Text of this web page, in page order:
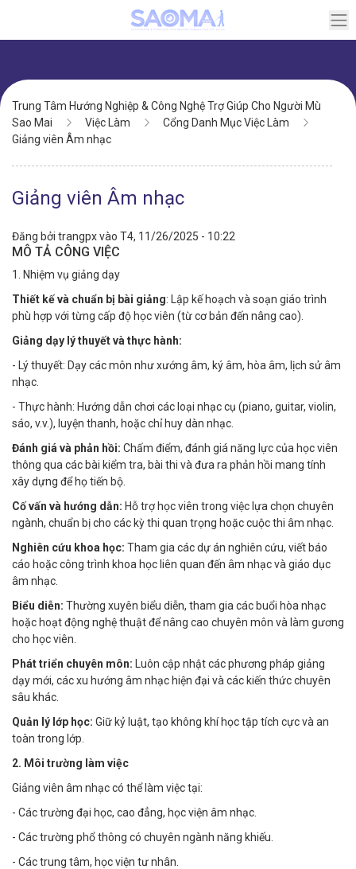
nội
Điều
hướng
Trung Tâm Hướng Nghiệp & Công Nghệ Trợ Giúp Cho Người Mù
Sao Mai
Việc Làm
Cổng Danh Mục Việc Làm
Giảng viên Âm nhạc
Giảng viên Âm nhạc
Đăng bởi trangpxvào T4, 11/26/2025 - 10:22
MÔ TẢ CÔNG VIỆC
1. Nhiệm vụ giảng dạy
Thiết kế và chuẩn bị bài giảng: Lập kế hoạch và soạn giáo trình
phù hợp với từng cấp độ học viên (từ cơ bản đến nâng cao).
Giảng dạy lý thuyết và thực hành:
- Lý thuyết: Dạy các môn như xướng âm, ký âm, hòa âm, lịch sử âm
nhạc.
- Thực hành: Hướng dẫn chơi các loại nhạc cụ (piano, guitar, violin,
sáo, v.v.), luyện thanh, hoặc chỉ huy dàn nhạc.
Đánh giá và phản hồi: Chấm điểm, đánh giá năng lực của học viên
thông qua các bài kiểm tra, bài thi và đưa ra phản hồi mang tính
xây dựng để họ tiến bộ.
Cố vấn và hướng dẫn: Hỗ trợ học viên trong việc lựa chọn chuyên
ngành, chuẩn bị cho các kỳ thi quan trọng hoặc cuộc thi âm nhạc.
Nghiên cứu khoa học: Tham gia các dự án nghiên cứu, viết báo
cáo hoặc công trình khoa học liên quan đến âm nhạc và giáo dục
âm nhạc.
Biểu diễn: Thường xuyên biểu diễn, tham gia các buổi hòa nhạc
hoặc hoạt động nghệ thuật để nâng cao chuyên môn và làm gương
cho học viên.
Phát triển chuyên môn: Luôn cập nhật các phương pháp giảng
dạy mới, các xu hướng âm nhạc hiện đại và các kiến thức chuyên
sâu khác.
Quản lý lớp học: Giữ kỷ luật, tạo không khí học tập tích cực và an
toàn trong lớp.
2. Môi trường làm việc
Giảng viên âm nhạc có thể làm việc tại:
- Các trường đại học, cao đẳng, học viện âm nhạc.
- Các trường phổ thông có chuyên ngành năng khiếu.
- Các trung tâm, học viện tư nhân.